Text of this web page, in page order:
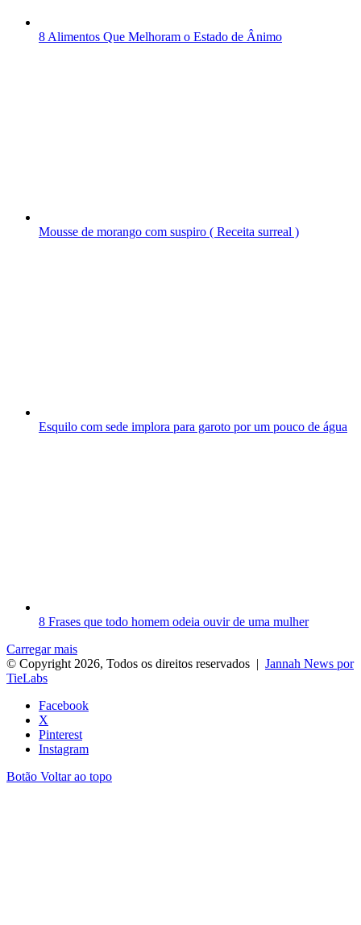
8 Alimentos Que Melhoram o Estado de Ânimo
Mousse de morango com suspiro ( Receita surreal )
Esquilo com sede implora para garoto por um pouco de água
8 Frases que todo homem odeia ouvir de uma mulher
Carregar mais
© Copyright 2026, Todos os direitos reservados | Jannah News por
TieLabs
Facebook
X
Pinterest
Instagram
Botão Voltar ao topo